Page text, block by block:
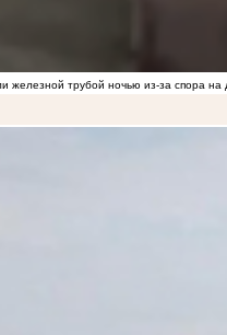
железной трубой ночью из-за спора на